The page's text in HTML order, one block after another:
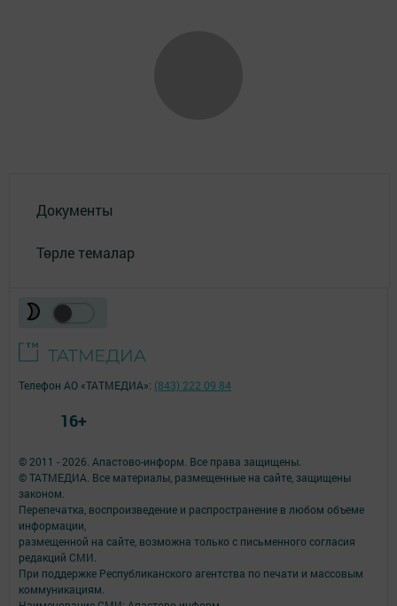
Документы
Төрле темалар
© 2011 - 2026. Апастово-информ. Все права защищены.
© ТАТМЕДИА. Все материалы, размещенные на сайте, защищены
законом.
Перепечатка, воспроизведение и распространение в любом объеме
информации,
размещенной на сайте, возможна только с письменного согласия
редакций СМИ.
При поддержке Республиканского агентства по печати и массовым
коммуникациям.
Телефон АО «ТАТМЕДИА»: (843) 222 09 84
16+